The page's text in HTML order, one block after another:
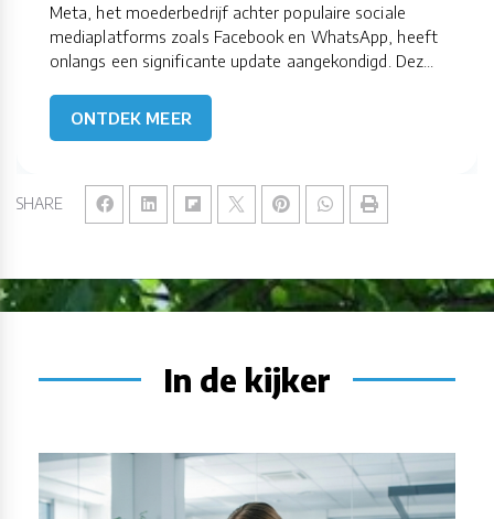
SHARE
Meta, het moederbedrijf achter populaire sociale
mediaplatforms zoals Facebook en WhatsApp, heeft
onlangs een significante update aangekondigd. Dez...
ONTDEK MEER
In de kijker